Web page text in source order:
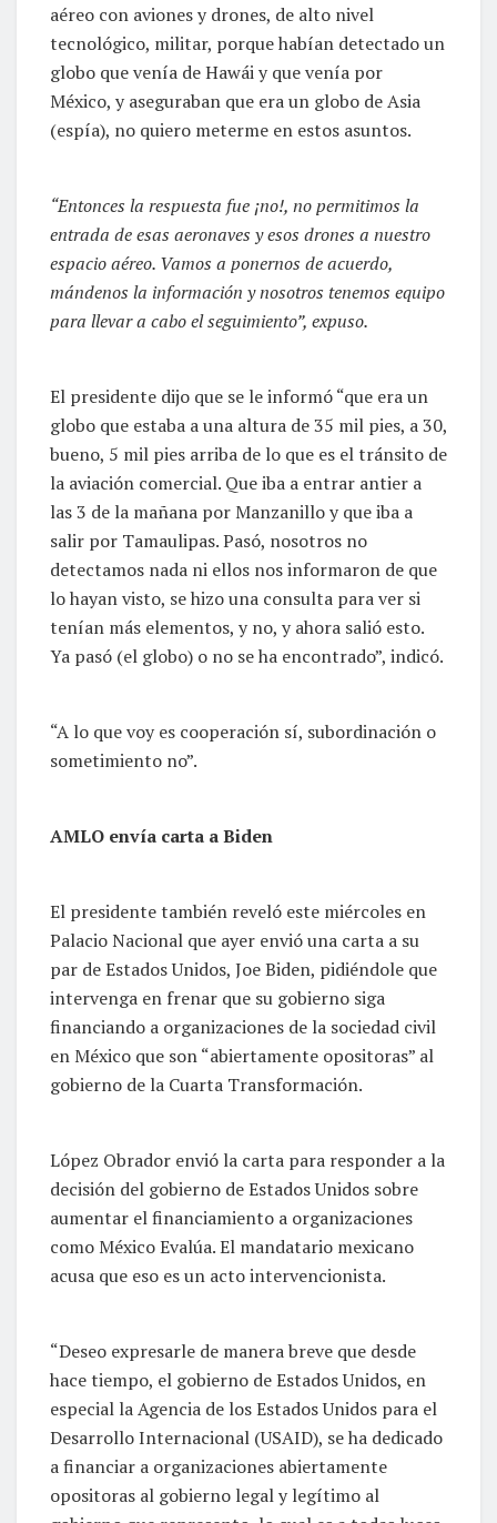
aéreo con aviones y drones, de alto nivel
tecnológico, militar, porque habían detectado un
globo que venía de Hawái y que venía por
México, y aseguraban que era un globo de Asia
(espía), no quiero meterme en estos asuntos.
“Entonces la respuesta fue ¡no!, no permitimos la
entrada de esas aeronaves y esos drones a nuestro
espacio aéreo. Vamos a ponernos de acuerdo,
mándenos la información y nosotros tenemos equipo
para llevar a cabo el seguimiento”, expuso.
El presidente dijo que se le informó “que era un
globo que estaba a una altura de 35 mil pies, a 30,
bueno, 5 mil pies arriba de lo que es el tránsito de
la aviación comercial. Que iba a entrar antier a
las 3 de la mañana por Manzanillo y que iba a
salir por Tamaulipas. Pasó, nosotros no
detectamos nada ni ellos nos informaron de que
lo hayan visto, se hizo una consulta para ver si
tenían más elementos, y no, y ahora salió esto.
Ya pasó (el globo) o no se ha encontrado”, indicó.
“A lo que voy es cooperación sí, subordinación o
sometimiento no”.
AMLO envía carta a Biden
El presidente también reveló este miércoles en
Palacio Nacional que ayer envió una carta a su
par de Estados Unidos, Joe Biden, pidiéndole que
intervenga en frenar que su gobierno siga
financiando a organizaciones de la sociedad civil
en México que son “abiertamente opositoras” al
gobierno de la Cuarta Transformación.
López Obrador envió la carta para responder a la
decisión del gobierno de Estados Unidos sobre
aumentar el financiamiento a organizaciones
como México Evalúa. El mandatario mexicano
acusa que eso es un acto intervencionista.
“Deseo expresarle de manera breve que desde
hace tiempo, el gobierno de Estados Unidos, en
especial la Agencia de los Estados Unidos para el
Desarrollo Internacional (USAID), se ha dedicado
a financiar a organizaciones abiertamente
opositoras al gobierno legal y legítimo al